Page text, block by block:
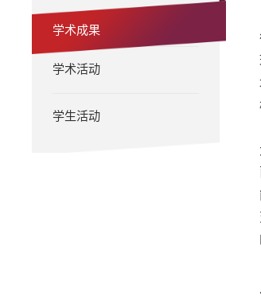
学术成果
学术活动
学生活动